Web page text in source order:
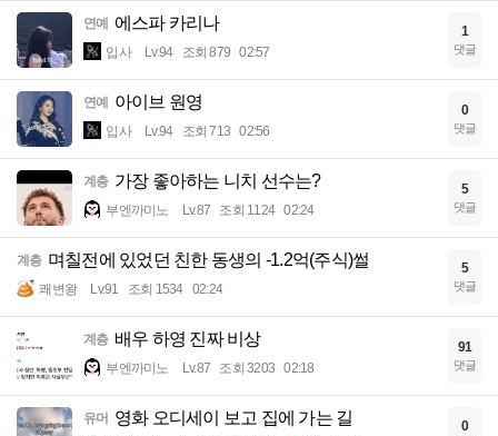
연예 에스파 카리나
입사 Lv.94 조회 879 02:57
1
댓글
연예 아이브 원영
입사 Lv.94 조회 713 02:56
0
댓글
계층 가장 좋아하는 니치 선수는?
부엔까미노 Lv.87 조회 1124 02:24
5
댓글
계층 며칠전에 있었던 친한 동생의 -1.2억(주식)썰
쾌변왕 Lv.91 조회 1534 02:24
5
댓글
계층 배우 하영 진짜 비상
부엔까미노 Lv.87 조회 3203 02:18
91
댓글
유머 영화 오디세이 보고 집에 가는 길 0